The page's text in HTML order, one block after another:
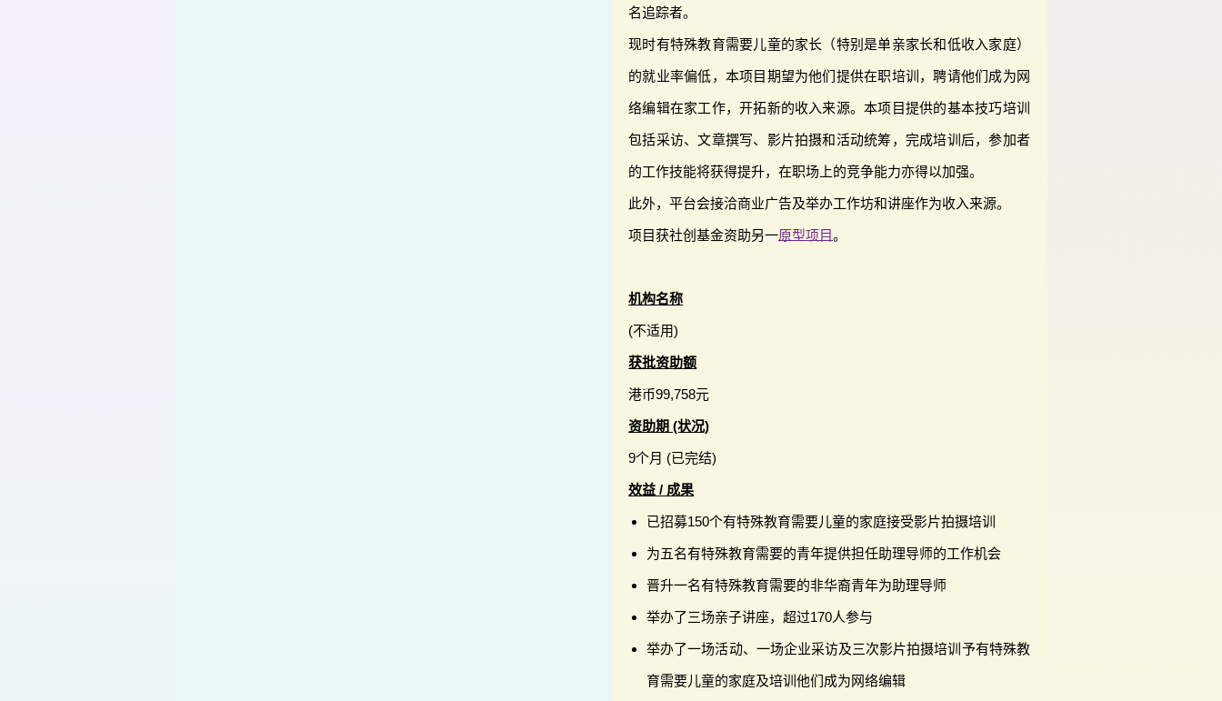
名追踪者。
现时有特殊教育需要儿童的家长（特别是单亲家长和低收入家庭）
的就业率偏低，本项目期望为他们提供在职培训，聘请他们成为网
络编辑在家工作，开拓新的收入来源。本项目提供的基本技巧培训
包括采访、文章撰写、影片拍摄和活动统筹，完成培训后，参加者
的工作技能将获得提升，在职场上的竞争能力亦得以加强。
此外，平台会接洽商业广告及举办工作坊和讲座作为收入来源。
项目获社创基金资助另一原型项目。
机构名称
(不适用)
获批资助额
港币99,758元
资助期 (状况)
9个月 (已完结)
效益 / 成果
已招募150个有特殊教育需要儿童的家庭接受影片拍摄培训
为五名有特殊教育需要的青年提供担任助理导师的工作机会
晋升一名有特殊教育需要的非华裔青年为助理导师
举办了三场亲子讲座，超过170人参与
举办了一场活动、一场企业采访及三次影片拍摄培训予有特殊教
育需要儿童的家庭及培训他们成为网络编辑